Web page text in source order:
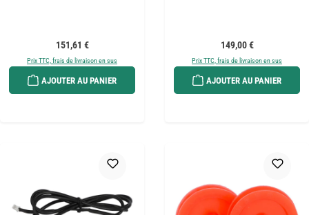
Prix régulier :
151,61 €
Prix TTC, frais de livraison en sus
AJOUTER AU PANIER
Prix régulier :
149,00 €
Prix TTC, frais de livraison en sus
AJOUTER AU PANIER